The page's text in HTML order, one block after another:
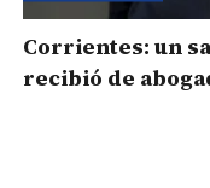
Corrientes: un
recibió de